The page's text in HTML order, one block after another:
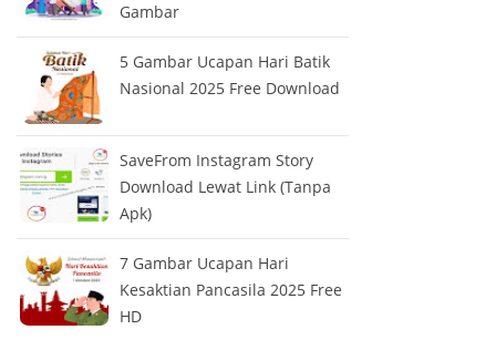
Gambar
5 Gambar Ucapan Hari Batik
Nasional 2025 Free Download
SaveFrom Instagram Story
Download Lewat Link (Tanpa
Apk)
7 Gambar Ucapan Hari
Kesaktian Pancasila 2025 Free
HD